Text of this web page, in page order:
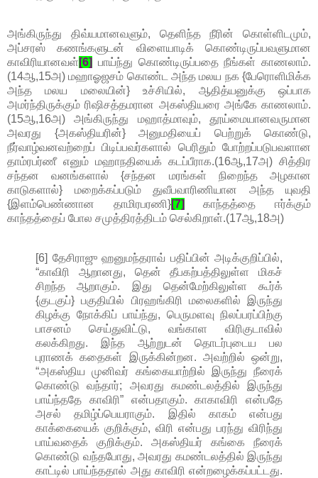
அங்கிருந்து திவ்யமானவளும், தெளிந்த நீரின் கொள்ளிடமும்,
அப்சரஸ் கணங்களுடன் விளையாடிக் கொண்டிருப்பவளுமான
காவிரியானவள் [6] பாய்ந்து கொண்டிருப்பதை நீங்கள் காணலாம்.
(14ஆ,15அ) மஹாஓஜசம் கொண்ட அந்த மலய நக {பேரொளிமிக்க
அந்த மலய மலையின்} உச்சியில், ஆதித்யனுக்கு ஒப்பாக
அமர்ந்திருக்கும் ரிஷிசத்தமரான அகஸ்தியரை அங்கே காணலாம்.
(15ஆ,16அ) அங்கிருந்து மஹாத்மாவும், தூய்மையானவருமான
அவரது {அகஸ்தியரின்} அனுமதியைப் பெற்றுக் கொண்டு,
நீர்வாழ்வனவற்றைப் பிடிப்பவர்களால் பெரிதும் போற்றப்படுபவளான
தாம்ரபர்ணீ எனும் மஹாநதியைக் கடப்பீராக.(16ஆ,17அ) சித்திர
சந்தன வனங்களால் {சந்தன மரங்கள் நிறைந்த அழகான
காடுகளால்} மறைக்கப்படும் துவீபவாரிணியான அந்த யுவதி
{இளம்பெண்ணான தாமிரபரணி}[7] காந்தத்தை ஈர்க்கும்
காந்தத்தைப் போல சமுத்திரத்திடம் செல்கிறாள்.(17ஆ,18அ)
[6] தேசிராஜு ஹனுமந்தராவ் பதிப்பின் அடிக்குறிப்பில்,
“காவிரி ஆறானது, தென் தீபகற்பத்திலுள்ள மிகச்
சிறந்த ஆறாகும். இது தென்மேற்கிலுள்ள கூர்க்
{குடகுப்} பகுதியில் பிரஹங்கிரி மலைகளில் இருந்து
கிழக்கு நோக்கிப் பாய்ந்து, பெருமளவு நிலப்பரப்பிற்கு
பாசனம் செய்துவிட்டு, வங்காள விரிகுடாவில்
கலக்கிறது. இந்த ஆற்றுடன் தொடர்புடைய பல
புராணக் கதைகள் இருக்கின்றன. அவற்றில் ஒன்று,
“அகஸ்திய முனிவர் கங்கையாற்றில் இருந்து நீரைக்
கொண்டு வந்தார்; அவரது கமண்டலத்தில் இருந்து
பாய்ந்ததே காவிரி” என்பதாகும். காகாவிரி என்பதே
அசல் தமிழ்ப்பெயராகும். இதில் காகம் என்பது
காக்கையைக் குறிக்கும், விரி என்பது பரந்து விரிந்து
பாய்வதைக் குறிக்கும். அகஸ்தியர் கங்கை நீரைக்
கொண்டு வந்தபோது, அவரது கமண்டலத்தில் இருந்து
காட்டில் பாய்ந்ததால் அது காவிரி என்றழைக்கப்பட்டது.